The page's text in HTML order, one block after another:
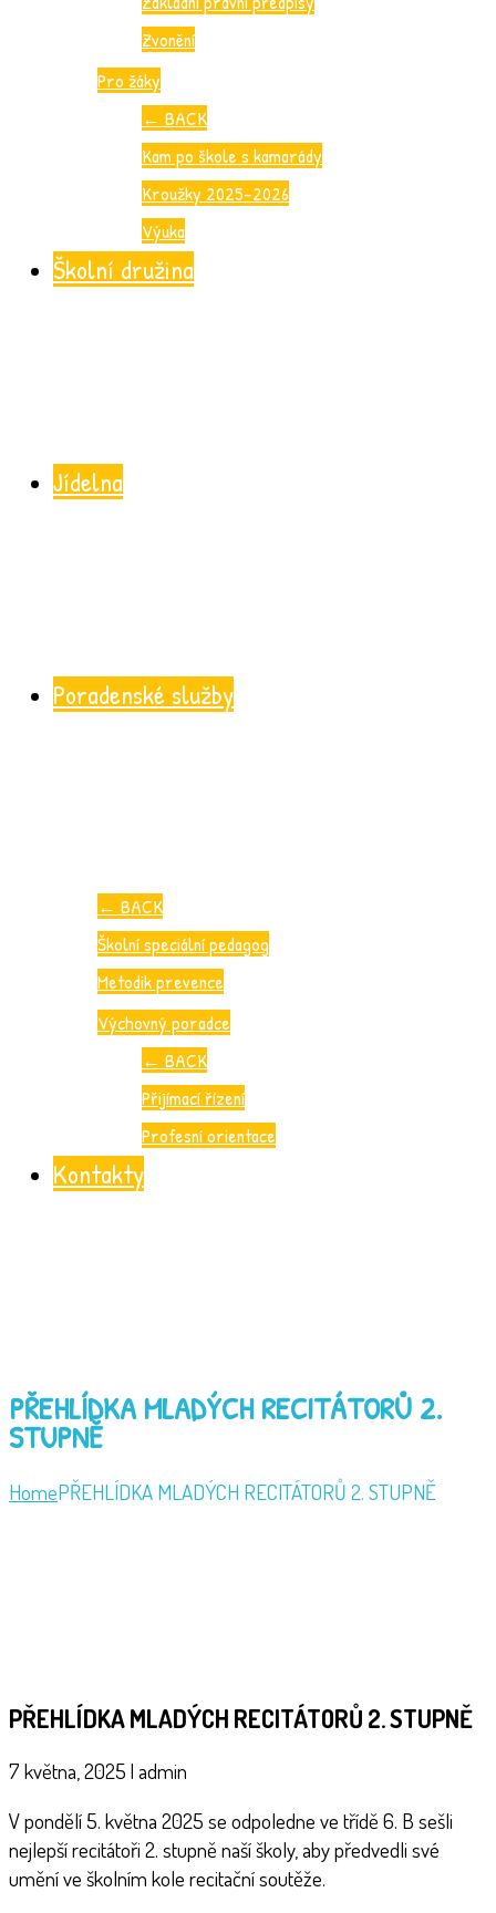
Zvonění
Pro žáky
← BACK
Kam po škole s kamarády
Kroužky 2025-2026
Výuka
Školní družina
Jídelna
Poradenské služby
← BACK
Školní speciální pedagog
Metodik prevence
Výchovný poradce
← BACK
Přijímací řízení
Profesní orientace
Kontakty
PŘEHLÍDKA MLADÝCH RECITÁTORŮ 2.
STUPNĚ
HomePŘEHLÍDKA MLADÝCH RECITÁTORŮ 2. STUPNĚ
PŘEHLÍDKA MLADÝCH RECITÁTORŮ 2. STUPNĚ
7 května, 2025 | admin
V pondělí 5. května 2025 se odpoledne ve třídě 6. B sešli
nejlepší recitátoři 2. stupně naší školy, aby předvedli své
umění ve školním kole recitační soutěže.